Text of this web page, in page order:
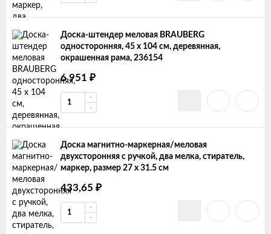
Доска-штендер меловая BRAUBERG
односторонняя, 45 х 104 см, деревянная,
окрашенная рама, 236154
6 951 ₽
Доска магнитно-маркерная/меловая
двухсторонняя с ручкой, два мелка, стиратель,
маркер, размер 27 х 31.5 см
433,65 ₽